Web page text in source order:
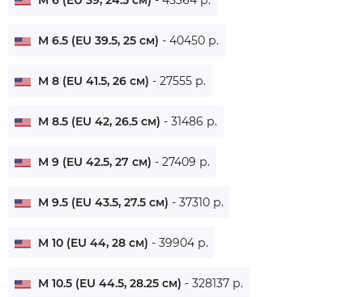
M 6.5 (EU 39.5, 25 см) - 40450 р.
M 8 (EU 41.5, 26 см) - 27555 р.
M 8.5 (EU 42, 26.5 см) - 31486 р.
M 9 (EU 42.5, 27 см) - 27409 р.
M 9.5 (EU 43.5, 27.5 см) - 37310 р.
M 10 (EU 44, 28 см) - 39904 р.
M 10.5 (EU 44.5, 28.25 см) - 328137 р.